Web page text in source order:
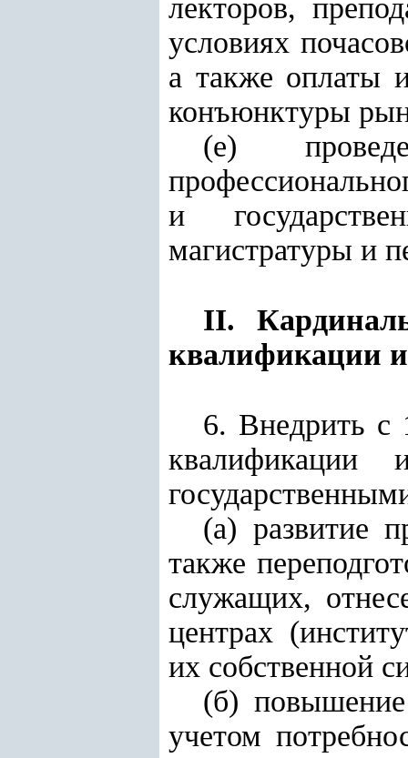
лекторов,
условиях
а также оплаты
конъюнктуры
(е)
и
магистратуры и
II.
квалификации и
6. Внедрить с
квалификации
(а) развитие
также
служащих,
центрах
их собственной
(б) повышение
учетом